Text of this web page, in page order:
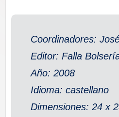
Coordinadores:
Editor: Falla
Año: 2008
Idioma: castellano
Dimensiones: 24 x